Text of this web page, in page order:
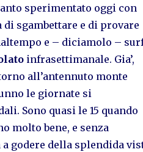
sperimentato oggi con
di sgambettare e di provare
e – diciamolo –
infrasettimanale. Gia’,
all’antennuto monte
le giornate si
Sono quasi le 15 quando
molto bene, e senza
godere della splendida